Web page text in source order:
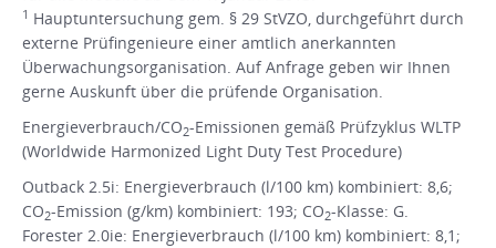
1 Hauptuntersuchung gem. § 29 StVZO, durchgeführt durch
externe Prüfingenieure einer amtlich anerkannten
Überwachungsorganisation. Auf Anfrage geben wir Ihnen
gerne Auskunft über die prüfende Organisation.
Energieverbrauch/CO2-Emissionen gemäß Prüfzyklus WLTP
(Worldwide Harmonized Light Duty Test Procedure)
Outback 2.5i: Energieverbrauch (l/100 km) kombiniert: 8,6;
CO2-Emission (g/km) kombiniert: 193; CO2-Klasse: G.
Forester 2.0ie: Energieverbrauch (l/100 km) kombiniert: 8,1;